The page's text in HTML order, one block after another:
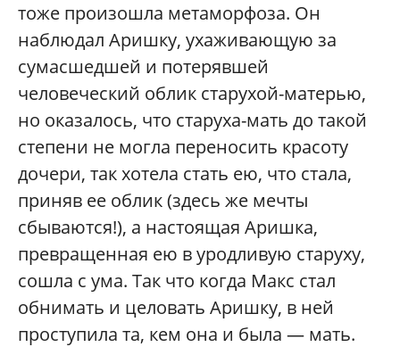
тоже произошла метаморфоза. Он
наблюдал Аришку, ухаживающую за
сумасшедшей и потерявшей
человеческий облик старухой-матерью,
но оказалось, что старуха-мать до такой
степени не могла переносить красоту
дочери, так хотела стать ею, что стала,
приняв ее облик (здесь же мечты
сбываются!), а настоящая Аришка,
превращенная ею в уродливую старуху,
сошла с ума. Так что когда Макс стал
обнимать и целовать Аришку, в ней
проступила та, кем она и была — мать.